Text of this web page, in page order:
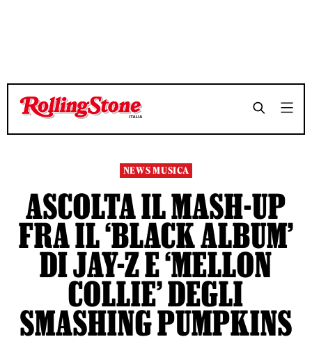
TEMPO DI LETTURA 3 MINUTI
TEMPO DI LETTURA 3 MINUTI
NEWS MUSICA
ASCOLTA IL MASH-UP
FRA IL ‘BLACK ALBUM’
DI JAY-Z E ‘MELLON
COLLIE’ DEGLI
SMASHING PUMPKINS